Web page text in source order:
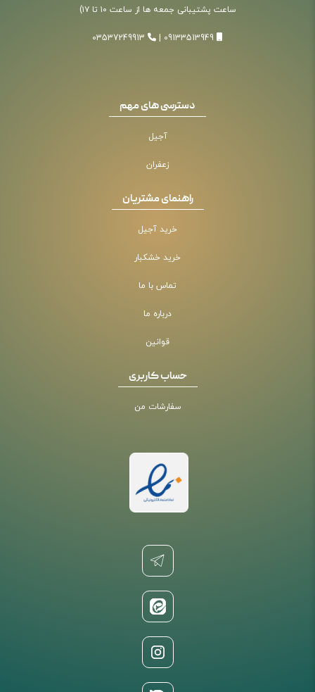
ساعت پشتیبانی جمعه ها از ساعت ۱۰ تا ۱۷)
09133513949
03537249913
دسترسی های مهم
آجیل
زعفران
راهنمای مشتریان
خرید آجیل
خرید خشکبار
تماس با ما
درباره ما
قوانین
حساب کاربری
سفارشات من